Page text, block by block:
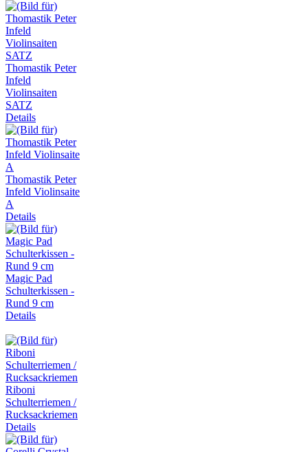
Thomastik Peter
Infeld
Violinsaiten
SATZ
Details
Thomastik Peter
Infeld Violinsaite
A
Details
Magic Pad
Schulterkissen -
Rund 9 cm
Details
Riboni
Schulterriemen /
Rucksackriemen
Details